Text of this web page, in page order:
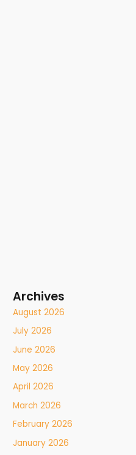
Archives
August 2026
July 2026
June 2026
May 2026
April 2026
March 2026
February 2026
January 2026